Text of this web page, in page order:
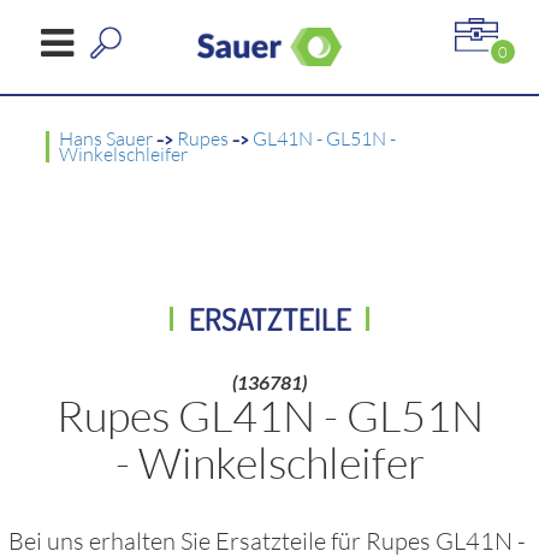
0
Hans Sauer-> Rupes -> GL41N - GL51N -
Winkelschleifer
ERSATZTEILE
(136781)
Rupes GL41N - GL51N
- Winkelschleifer
Bei uns erhalten Sie Ersatzteile für Rupes GL41N -